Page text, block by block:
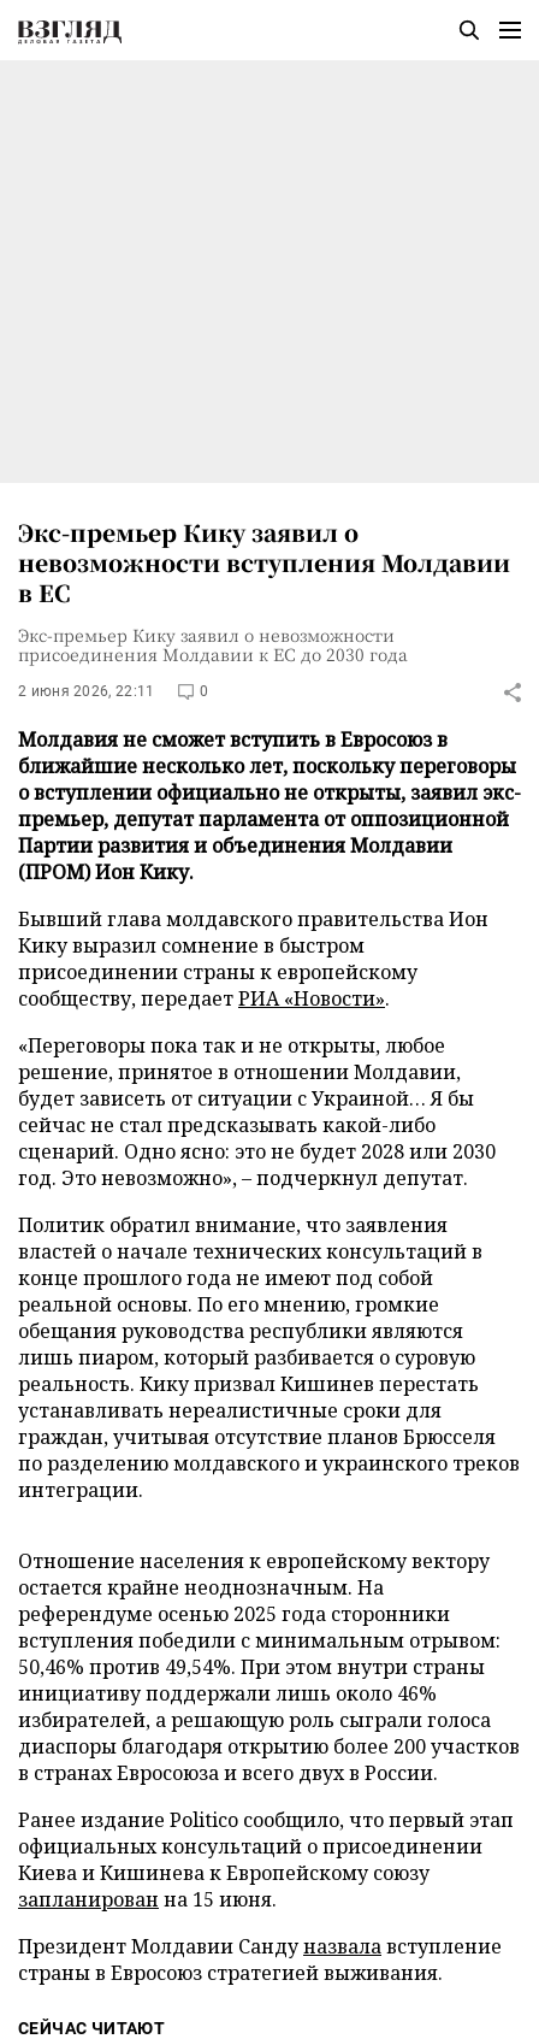
Экс-премьер Кику заявил о
невозможности вступления Молдавии
в ЕС
Экс-премьер Кику заявил о невозможности
присоединения Молдавии к ЕС до 2030 года
2 июня 2026, 22:11 0
Молдавия не сможет вступить в Евросоюз в
ближайшие несколько лет, поскольку переговоры
о вступлении официально не открыты, заявил экс-
премьер, депутат парламента от оппозиционной
Партии развития и объединения Молдавии
(ПРОМ) Ион Кику.
Бывший глава молдавского правительства Ион
Кику выразил сомнение в быстром
присоединении страны к европейскому
сообществу, передаетРИА «Новости».
«Переговоры пока так и не открыты, любое
решение, принятое в отношении Молдавии,
будет зависеть от ситуации с Украиной… Я бы
сейчас не стал предсказывать какой-либо
сценарий. Одно ясно: это не будет 2028 или 2030
год. Это невозможно», – подчеркнул депутат.
Политик обратил внимание, что заявления
властей о начале технических консультаций в
конце прошлого года не имеют под собой
реальной основы. По его мнению, громкие
обещания руководства республики являются
лишь пиаром, который разбивается о суровую
реальность. Кику призвал Кишинев перестать
устанавливать нереалистичные сроки для
граждан, учитывая отсутствие планов Брюсселя
по разделению молдавского и украинского треков
интеграции.
Отношение населения к европейскому вектору
остается крайне неоднозначным. На
референдуме осенью 2025 года сторонники
вступления победили с минимальным отрывом:
50,46% против 49,54%. При этом внутри страны
инициативу поддержали лишь около 46%
избирателей, а решающую роль сыграли голоса
диаспоры благодаря открытию более 200 участков
в странах Евросоюза и всего двух в России.
Ранее издание Politico сообщило, что первый этап
официальных консультаций о присоединении
Киева и Кишинева к Европейскому союзу
запланирован на 15 июня.
Президент Молдавии Сандуназвалавступление
страны в Евросоюз стратегией выживания.
СЕЙЧАС ЧИТАЮТ